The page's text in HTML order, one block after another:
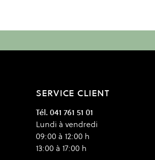
SERVICE CLIENT
Tél. 041 761 51 01
Lundi à vendredi
09:00 à 12:00 h
13:00 à 17:00 h